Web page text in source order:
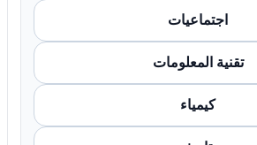
اجتماعيات
تقنية المعلومات
كيمياء